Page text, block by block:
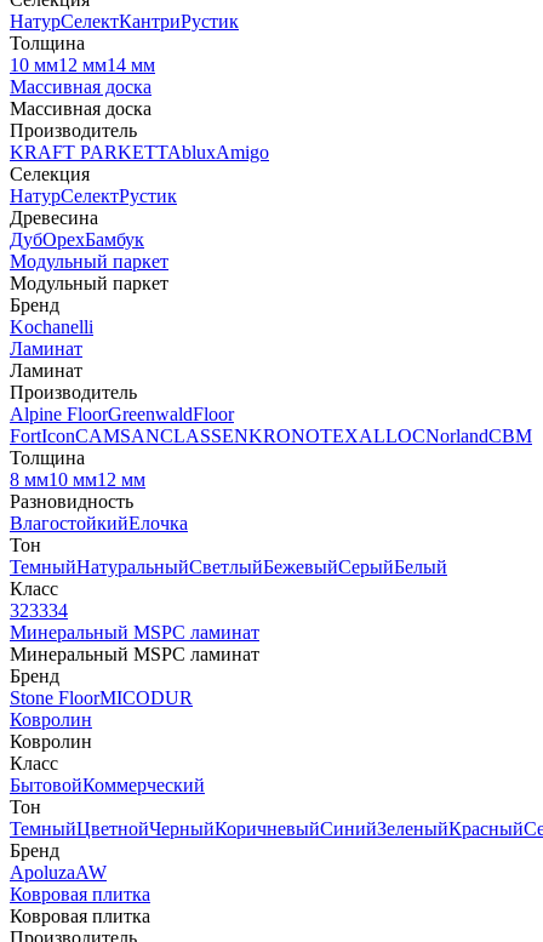
НатурСелектКантриРустик
Толщина
10 мм12 мм14 мм
Массивная доска
Массивная доска
Производитель
KRAFT PARKETTAbluxAmigo
Селекция
НатурСелектРустик
Древесина
ДубОрехБамбук
Модульный паркет
Модульный паркет
Бренд
Kochanelli
Ламинат
Ламинат
Производитель
Alpine FloorGreenwaldFloor
FortIconCAMSANCLASSENKRONOTEXALLOCNorlandCBM
Толщина
8 мм10 мм12 мм
Разновидность
ВлагостойкийЕлочка
Тон
ТемныйНатуральныйСветлыйБежевыйСерыйБелый
Класс
323334
Минеральный MSPC ламинат
Минеральный MSPC ламинат
Бренд
Stone FloorMICODUR
Ковролин
Ковролин
Класс
БытовойКоммерческий
Тон
ТемныйЦветнойЧерныйКоричневыйСинийЗеленыйКрасный
Бренд
ApoluzaAW
Ковровая плитка
Ковровая плитка
Производитель